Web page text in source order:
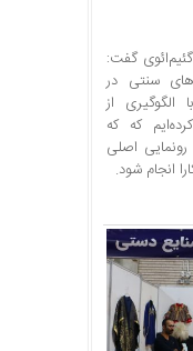
گفت:
سنتی در
الگوگیری از
که که
رونمایی اصلی
انجام شود‌.